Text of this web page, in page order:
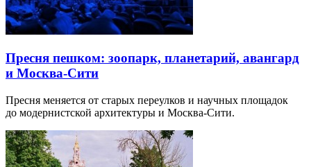
Пресня пешком: зоопарк, планетарий, авангард
и Москва-Сити
Пресня меняется от старых переулков и научных площадок
до модернистской архитектуры и Москва-Сити.